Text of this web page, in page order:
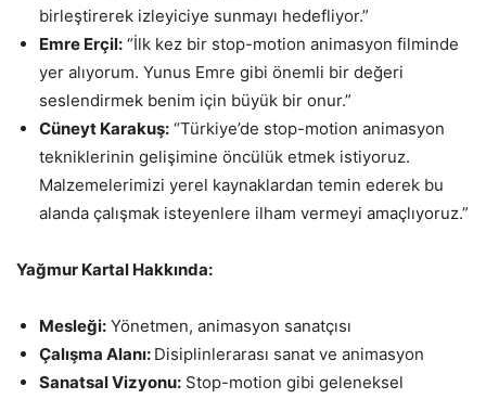
birleştirerek izleyiciye sunmayı hedefliyor.”
Emre Erçil: “İlk kez bir stop-motion animasyon filminde
yer alıyorum. Yunus Emre gibi önemli bir değeri
seslendirmek benim için büyük bir onur.”
Cüneyt Karakuş: “Türkiye’de stop-motion animasyon
tekniklerinin gelişimine öncülük etmek istiyoruz.
Malzemelerimizi yerel kaynaklardan temin ederek bu
alanda çalışmak isteyenlere ilham vermeyi amaçlıyoruz.”
Yağmur Kartal Hakkında:
Mesleği: Yönetmen, animasyon sanatçısı
Çalışma Alanı: Disiplinlerarası sanat ve animasyon
Sanatsal Vizyonu: Stop-motion gibi geleneksel